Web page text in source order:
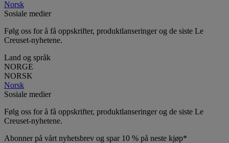
Norsk
Sosiale medier
Følg oss for å få oppskrifter, produktlanseringer og de siste Le
Creuset-nyhetene.
Land og språk
NORGE
NORSK
Norsk
Sosiale medier
Følg oss for å få oppskrifter, produktlanseringer og de siste Le
Creuset-nyhetene.
Abonner på vårt nyhetsbrev og spar 10 % på neste kjøp*